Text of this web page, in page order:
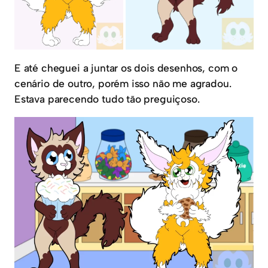
E até cheguei a juntar os dois desenhos, com o
cenário de outro, porém isso não me agradou.
Estava parecendo tudo tão preguiçoso.